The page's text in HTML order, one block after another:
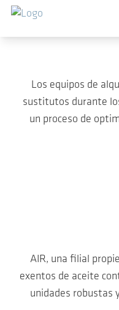
Saltar al contenido principal
Los equipos de
sustitutos durante
un proceso de
AIR, una filial
exentos de aceite
unidades robustas